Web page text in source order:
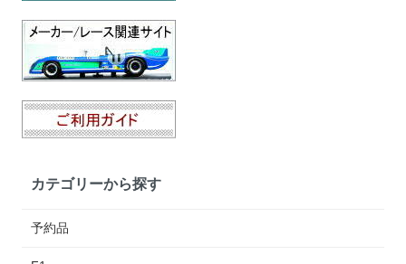
カテゴリーから探す
予約品